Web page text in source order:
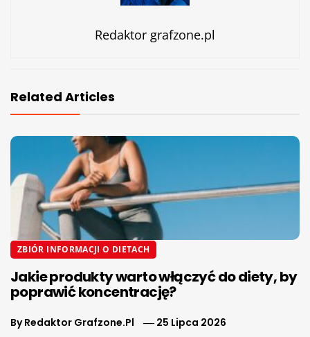
Redaktor grafzone.pl
Related Articles
ZBIÓR INFORMACJI O DIETACH
Jakie produkty warto włączyć do diety, by
poprawić koncentrację?
ByRedaktor Grafzone.pl 25 Lipca 2026